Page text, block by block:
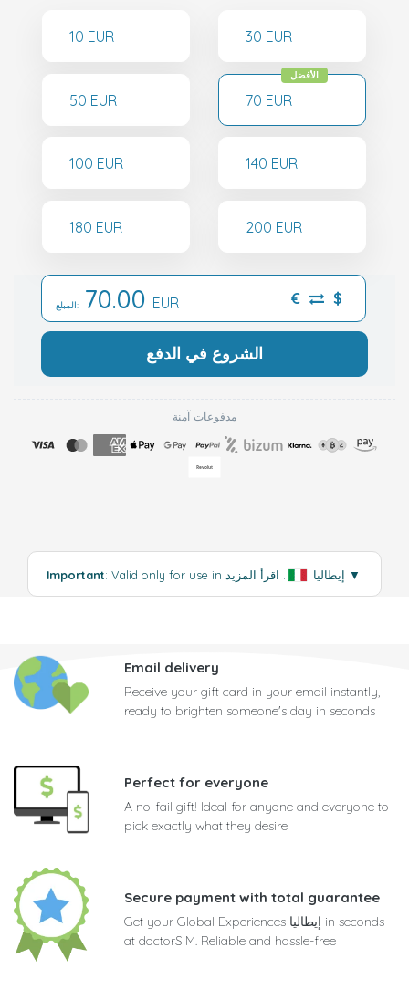
10 EUR 30 EUR
50 EUR
الأفضل
70 EUR
100 EUR 140 EUR
180 EUR 200 EUR
المبلغ: 70.00 EUR € $
الشروع في الدفع
مدفوعات آمنة
Important : Valid only for use in إيطاليا ▼
Email delivery
Receive your gift card in your email instantly,
ready to brighten someone's day in seconds
Perfect for everyone
A no-fail gift! Ideal for anyone and everyone to
pick exactly what they desire
Secure payment with total guarantee
Get your Global Experiences إيطاليا in seconds
at doctorSIM. Reliable and hassle-free